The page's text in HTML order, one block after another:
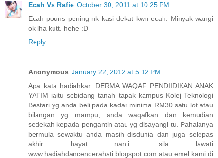
Ecah Vs Rafie October 30, 2011 at 10:25 PM
Ecah pouns pening nk kasi dekat kwn ecah. Minyak wangi
ok lha kutt. hehe :D
Reply
Anonymous January 22, 2012 at 5:12 PM
Apa kata hadiahkan DERMA WAQAF PENDIIDIKAN ANAK
YATIM iaitu sebidang tanah tapak kampus Kolej Teknologi
Bestari yg anda beli pada kadar minima RM30 satu lot atau
bilangan yg mampu, anda waqafkan dan kemudian
sedekah kepada pengantin atau yg disayangi tu. Pahalanya
bermula sewaktu anda masih disdunia dan juga selepas
akhir hayat nanti. sila lawati
www.hadiahdancenderahati.blogspot.com atau emel kami di